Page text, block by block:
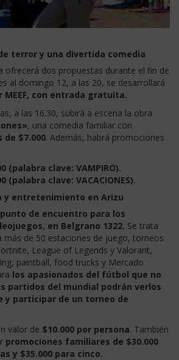
terror y una divertida comedia
ofrecerá dos propuestas durante el fin de
al domingo 12, a las 20, se desarrollará
MEEF, con entrada gratuita.
a las 16.30, subirá a escena la obra
, una comedia familiar con
$7.000. Además, habrá promociones
(palabra clave: VAMPIRO).
(palabra clave: VACACIONES).
y entretenimiento en Arizu
punto de encuentro para los
en Belgrano 1322. Se trata
más de 50 estaciones de juego, torneos
League of Legends y Valorant,
paintball, food trucks y Mercado
los apasionados del fútbol que no
partidos del mundial podrán verlos
y participar de un torneo de
valor de $10.000 por persona. También
promociones familiares de $30.000
y $35.000 para cinco.